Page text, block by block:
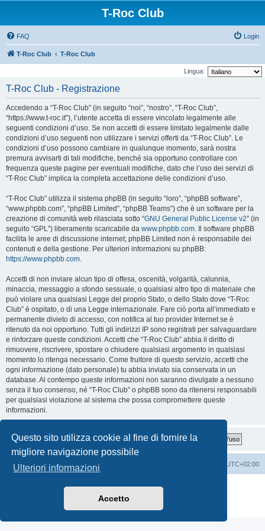
Questo sito utilizza cookie al fine di fornire la
migliore navigazione possibile
Ulteriori informazioni
Accetto
T-Roc Club
FAQ Login
T-Roc Club T-Roc Club
Lingua:
T-Roc Club - Registrazione
Accedendo a “T-Roc Club” (in seguito “noi”, “nostro”, “T-Roc Club”,
“https://www.t-roc.it”), l’utente accetta di essere vincolato legalmente alle
seguenti condizioni d’uso. Se non accetti di essere limitato legalmente dalle
condizioni d’uso seguenti non utilizzare i servizi offerti da “T-Roc Club”. Le
condizioni d’uso possono cambiare in qualunque momento, sarà nostra
premura avvisarti di tali modifiche, benché sia opportuno controllare con
frequenza queste pagine per eventuali modifiche, dato che l’uso dei servizi di
“T-Roc Club” implica la completa accettazione delle condizioni d’uso.
“T-Roc Club” utilizza il sistema phpBB (in seguito “loro”, “phpBB software”,
“www.phpbb.com”, “phpBB Limited”, “phpBB Teams”) che è un software per la
creazione di comunità web rilasciata sotto “GNU General Public License v2” (in
seguito “GPL”) liberamente scaricabile da www.phpbb.com. Il software phpBB
facilita le aree di discussione internet; phpBB Limited non è responsabile dei
contenuti e della gestione. Per ulteriori informazioni su phpBB:
https://www.phpbb.com.
Accetti di non inviare alcun tipo di offesa, oscenità, volgarità, calunnia,
minaccia, messaggio a sfondo sessuale, o qualsiasi altro tipo di materiale che
può violare una qualsiasi Legge del proprio Stato, o dello Stato dove “T-Roc
Club” è ospitato, o di una Legge internazionale. Fare ciò porta all’immediato e
permanente divieto di accesso, con notifica al tuo provider Internet se è
ritenuto da noi opportuno. Tutti gli indirizzi IP sono registrati per salvaguardare
e rinforzare queste condizioni. Accetti che “T-Roc Club” abbia il diritto di
rimuovere, riscrivere, spostare o chiudere qualsiasi argomento in qualsiasi
momento lo ritenga necessario. Come fruitore di questo servizio, accetti che
ogni informazione (dato personale) tu abbia inviato sia conservata in un
database. Al contempo queste informazioni non saranno divulgate a nessuno
senza il tuo consenso, né “T-Roc Club” o phpBB sono da ritenersi responsabili
per qualsiasi violazione al sistema che possa compromettere queste
informazioni.
T-Roc Club T-Roc Club UTC+02:00
Traduzione Italiana